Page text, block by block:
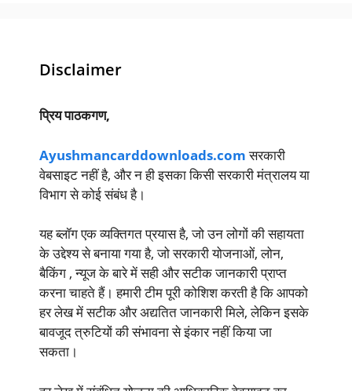
Disclaimer
प्रिय पाठकगण,
Ayushmancarddownloads.comसरकारी
वेबसाइट नहीं है, और न ही इसका किसी सरकारी मंत्रालय या
विभाग से कोई संबंध है।
यह ब्लॉग एक व्यक्तिगत प्रयास है, जो उन लोगों की सहायता
के उद्देश्य से बनाया गया है, जो सरकारी योजनाओं, लोन,
बैकिंग , न्यूज के बारे में सही और सटीक जानकारी प्राप्त
करना चाहते हैं। हमारी टीम पूरी कोशिश करती है कि आपको
हर लेख में सटीक और अद्यतित जानकारी मिले, लेकिन इसके
बावजूद त्रुटियों की संभावना से इंकार नहीं किया जा
सकता।